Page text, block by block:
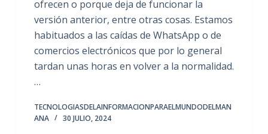
ofrecen o porque deja de funcionar la
versión anterior, entre otras cosas. Estamos
habituados a las caídas de WhatsApp o de
comercios electrónicos que por lo general
tardan unas horas en volver a la normalidad.
…
TECNOLOGIASDELAINFORMACIONPARAELMUNDODELMAN
ANA
30 JULIO, 2024